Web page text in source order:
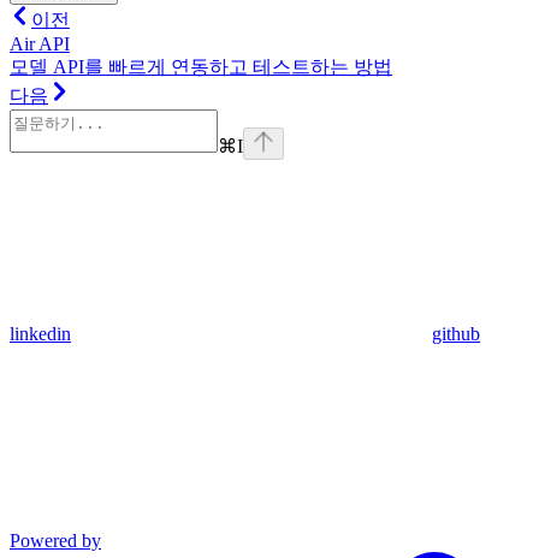
이전
Air API
모델 API를 빠르게 연동하고 테스트하는 방법
다음
⌘I
linkedin github
Powered by